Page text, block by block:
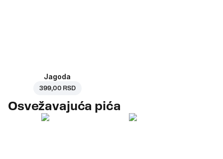
Jagoda
399,00 RSD
Osvežavajuća pića